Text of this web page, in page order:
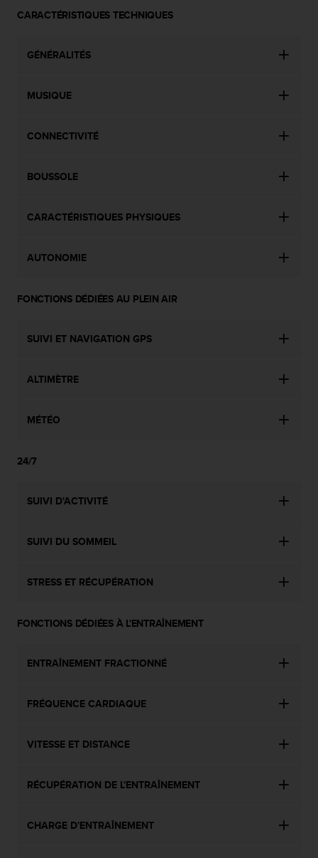
CARACTÉRISTIQUES TECHNIQUES
GÉNÉRALITÉS
MUSIQUE
CONNECTIVITÉ
BOUSSOLE
CARACTÉRISTIQUES PHYSIQUES
AUTONOMIE
FONCTIONS DÉDIÉES AU PLEIN AIR
SUIVI ET NAVIGATION GPS
ALTIMÈTRE
MÉTÉO
24/7
SUIVI D'ACTIVITÉ
SUIVI DU SOMMEIL
STRESS ET RÉCUPÉRATION
FONCTIONS DÉDIÉES À L'ENTRAÎNEMENT
ENTRAÎNEMENT FRACTIONNÉ
FRÉQUENCE CARDIAQUE
VITESSE ET DISTANCE
RÉCUPÉRATION DE L'ENTRAÎNEMENT
CHARGE D'ENTRAÎNEMENT